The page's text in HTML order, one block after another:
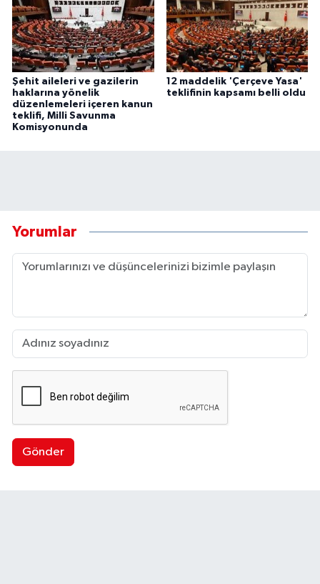
Şehit aileleri ve gazilerin
haklarına yönelik
düzenlemeleri içeren kanun
teklifi, Milli Savunma
Komisyonunda
12 maddelik 'Çerçeve Yasa'
teklifinin kapsamı belli oldu
Yorumlar
Gönder